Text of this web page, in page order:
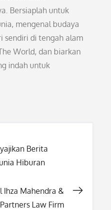
Bersiaplah untuk
mengenal budaya
sendiri di tengah alam
World, dan biarkan
indah untuk
Berita
Hiburan
Ihza Mahendra &
Partners Law Firm